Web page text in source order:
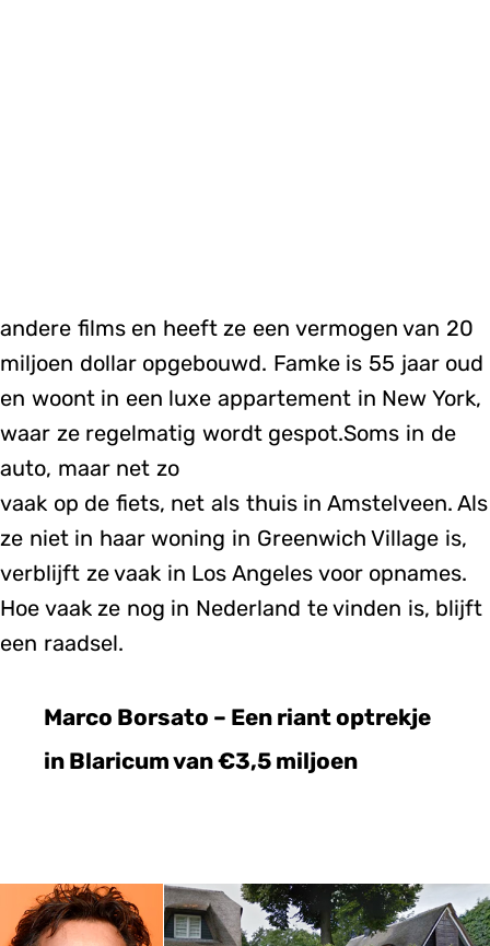
andere films en heeft ze een vermogen van 20
miljoen dollar opgebouwd. Famke is 55 jaar oud
en woont in een luxe appartement in New York,
waar ze regelmatig wordt gespot.Soms in de
auto, maar net zo
vaak op de fiets, net als thuis in Amstelveen. Als
ze niet in haar woning in Greenwich Village is,
verblijft ze vaak in Los Angeles voor opnames.
Hoe vaak ze nog in Nederland te vinden is, blijft
een raadsel.
Marco Borsato – Een riant optrekje
in Blaricum van €3,5 miljoen